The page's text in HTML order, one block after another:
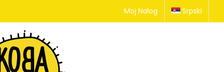
Moj Nalog Srpski